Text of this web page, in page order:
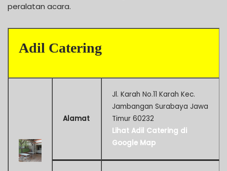
peralatan acara.
Adil Catering
Alamat
Jl. Karah No.11 Karah Kec.
Jambangan Surabaya Jawa
Timur 60232
Lihat Adil Catering di
Google Map